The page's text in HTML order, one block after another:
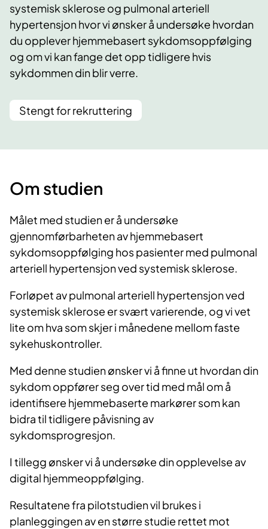
systemisk sklerose og pulmonal arteriell
hypertensjon hvor vi ønsker å undersøke hvordan
du opplever hjemmebasert sykdomsoppfølging
og om vi kan fange det opp tidligere hvis
sykdommen din blir verre.
Stengt for rekruttering
Om studien
Målet med studien er å undersøke
gjennomførbarheten av hjemmebasert
sykdomsoppfølging hos pasienter med pulmonal
arteriell hypertensjon ved systemisk sklerose.
Forløpet av pulmonal arteriell hypertensjon ved
systemisk sklerose er svært varierende, og vi vet
lite om hva som skjer i månedene mellom faste
sykehuskontroller.
Med denne studien ønsker vi å finne ut hvordan din
sykdom oppfører seg over tid med mål om å
identifisere hjemmebaserte markører som kan
bidra til tidligere påvisning av
sykdomsprogresjon.
I tillegg ønsker vi å undersøke din opplevelse av
digital hjemmeoppfølging.
Resultatene fra pilotstudien vil brukes i
planleggingen av en større studie rettet mot